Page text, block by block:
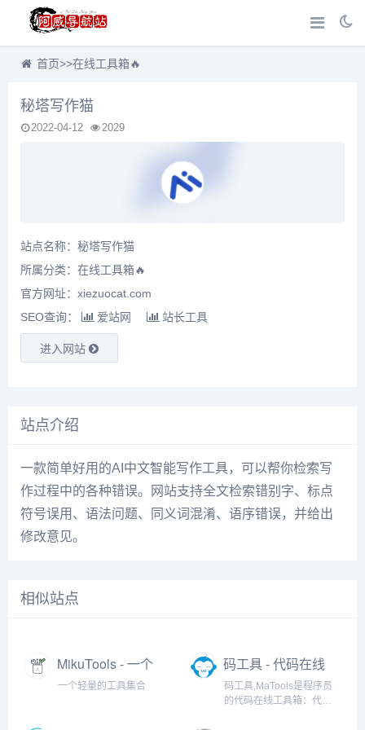
首页>>在线工具箱🔥
秘塔写作猫
2022-04-12 2029
站点名称：秘塔写作猫
所属分类： 在线工具箱🔥
官方网址：xiezuocat.com
SEO查询：
爱站网 站长工具
进入网站
站点介绍
一款简单好用的AI中文智能写作工具，可以帮你检索写
作过程中的各种错误。网站支持全文检索错别字、标点
符号误用、语法问题、同义词混淆、语序错误，并给出
修改意见。
相似站点
MikuTools - 一个
轻量的工具集合
一个轻量的工具集合
码工具 - 代码在线
工具箱
码工具,MaTools是程序员
的代码在线工具箱：代码